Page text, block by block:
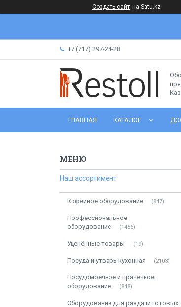
Создать сайт на Satu.kz
+7 (717) 297-24-28
ГЛАВНАЯ КАТАЛОГ
Наш ассортимент
Кофейное оборудование 847
Профессиональное
оборудование
1456
Уценённые товары 19
Посуда и утварь кухонная 2103
Посудомоечное и прачечное
оборудование
848
Оборудование для раздачи готовых